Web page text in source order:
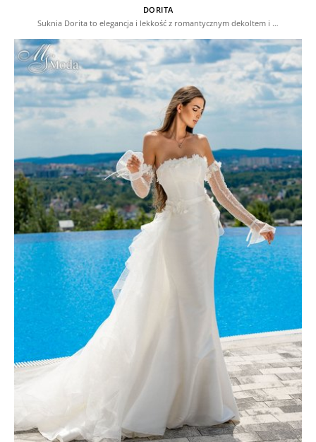
DORITA
Suknia Dorita to elegancja i lekkość z romantycznym dekoltem i …